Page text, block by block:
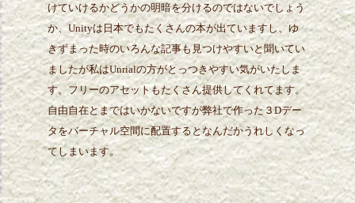
けていけるかどうかの明暗を分けるのではないでしょう
か、Unityは日本でもたくさんの本が出ていますし、ゆ
きずまった時のいろんな記事も見つけやすいと聞いてい
ましたが私はUnrialの方がとっつきやすい気がいたしま
す。フリーのアセットもたくさん提供してくれてます。
自由自在とまではいかないですが弊社で作った３Dデー
タをバーチャル空間に配置するとなんだかうれしくなっ
てしまいます。